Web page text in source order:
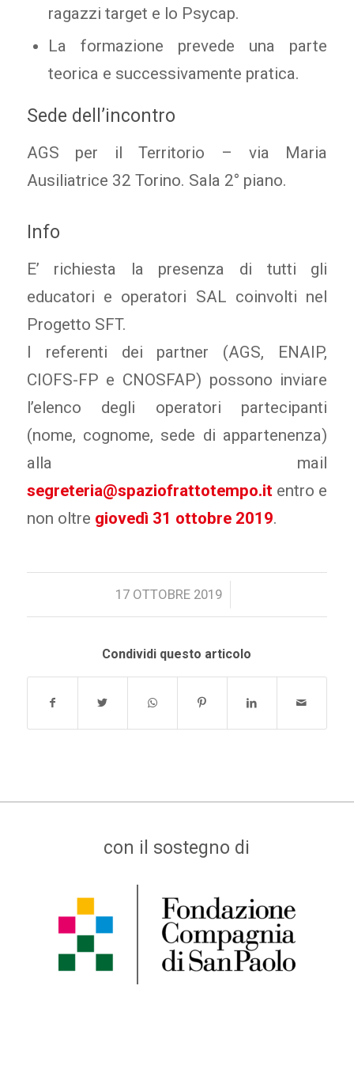
ragazzi target e lo Psycap.
La formazione prevede una parte
teorica e successivamente pratica.
Sede dell’incontro
AGS per il Territorio – via Maria
Ausiliatrice 32 Torino. Sala 2° piano.
Info
E’ richiesta la presenza di tutti gli
educatori e operatori SAL coinvolti nel
Progetto SFT.
I referenti dei partner (AGS, ENAIP,
CIOFS-FP e CNOSFAP) possono inviare
l’elenco degli operatori partecipanti
(nome, cognome, sede di appartenenza)
alla mail
segreteria@spaziofrattotempo.itentro e
non oltre giovedì 31 ottobre 2019.
17 OTTOBRE 2019
/
Condividi questo articolo
con il sostegno di